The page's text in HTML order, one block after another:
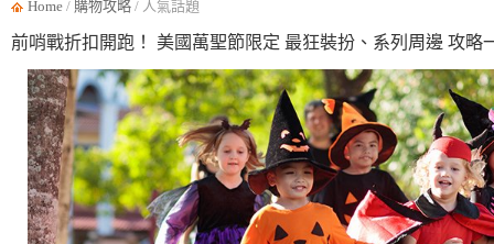
Home / 購物攻略 / 人氣話題
前哨戰折扣開跑！ 美國萬聖節限定 最狂裝扮、系列周邊 攻略